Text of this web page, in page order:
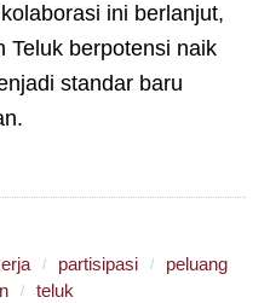
ini berlanjut,
Teluk berpotensi naik
standar baru
partisipasi
peluang
teluk